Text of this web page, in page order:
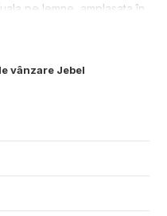
vânzare Jebel
pe lemne, amplasata în
otal,grad mediu de
cu tencuiala
inchideri din
beton.